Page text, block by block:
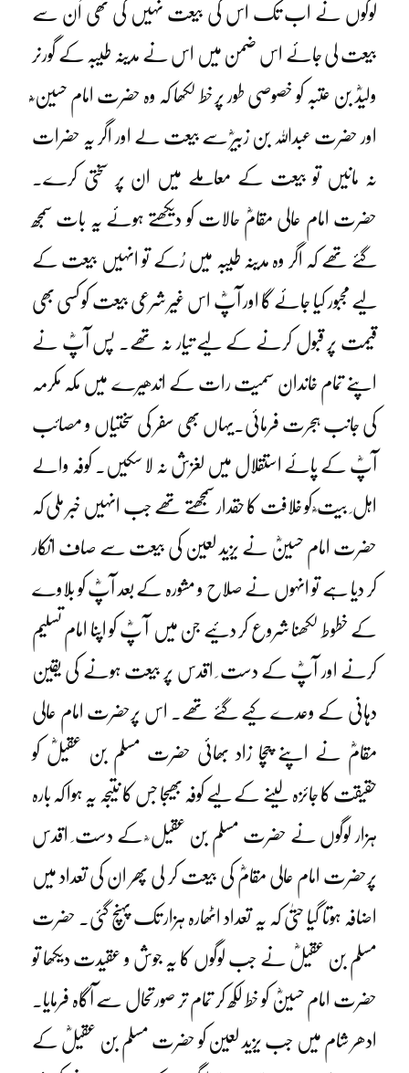
لوگوں نے اب تک اس کی بیعت نہیں کی تھی اُن سے
بیعت لی جائے اس ضمن میں اس نے مدینہ طیبہ کے گورنر
ولیدؓ بن عتبہ کو خصوصی طور پر خط لکھا کہ وہ حضرت امام حسین ؓؓ
اور حضرت عبداللہ بن زبیرؓ سے بیعت لے اور اگر یہ حضرات
نہ مانیں تو بیعت کے معاملے میں ان پر سختی کرے۔
حضرت امام عالی مقامؓ حالات کو دیکھتے ہوئے یہ بات سمجھ
گئے تھے کہ اگر وہ مدینہ طیبہ میں رُکے تو انہیں بیعت کے
لیے مجبور کیا جائے گا اور آپؓ اس غیر شرعی بیعت کو کسی بھی
قیمت پر قبول کرنے کے لیے تیار نہ تھے۔ پس آپؓ نے
اپنے تمام خاندان سمیت رات کے اندھیرے میں مکہ مکرمہ
کی جانب ہجرت فرمائی۔یہاں بھی سفر کی سختیاں و مصائب
آپؓ کے پائے استقلال میں لغزش نہ لا سکیں۔ کوفہ والے
اہل ِ بیت ؓ کو خلافت کا حقدار سمجھتے تھے جب انہیں خبر ملی کہ
حضرت امام حسینؓ نے یزید لعین کی بیعت سے صاف انکار
کر دیا ہے تو انہوں نے صلاح و مشورہ کے بعد آپؓ کو بلاوے
کے خطوط لکھنا شروع کر دئیے جن میں آ پؓ کو اپنا امام تسلیم
کرنے اور آپؓ کے دست ِ اقدس پر بیعت ہونے کی یقین
دہانی کے وعدے کیے گئے تھے۔ اس پرحضرت امام عالی
مقامؓ نے اپنے چچا زاد بھائی حضرت مسلم بن عقیلؓ کو
حقیقت کا جائزہ لینے کے لیے کوفہ بھیجا جس کا نتیجہ یہ ہوا کہ بارہ
ہزار لوگوں نے حضرت مسلم بن عقیل ؓ کے دست ِ اقدس
پرحضرت امام عالی مقامؓ کی بیعت کر لی پھر ان کی تعداد میں
اضافہ ہوتا گیا حتیٰ کہ یہ تعداد اٹھارہ ہزار تک پہنچ گئی۔ حضرت
مسلم بن عقیلؓ نے جب لوگوں کا یہ جوش و عقیدت دیکھا تو
حضرت امام حسینؓ کو خط لکھ کر تمام تر صورتحال سے آگاہ فرمایا۔
ادھر شام میں جب یزید لعین کو حضرت مسلم بن عقیلؓ کے